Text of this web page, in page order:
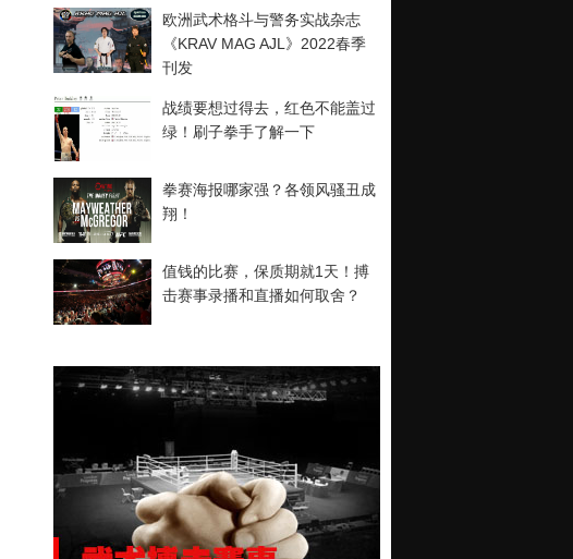
欧洲武术格斗与警务实战杂志
《KRAV MAG AJL》2022春季
刊发
战绩要想过得去，红色不能盖过
绿！刷子拳手了解一下
拳赛海报哪家强？各领风骚丑成
翔！
值钱的比赛，保质期就1天！搏
击赛事录播和直播如何取舍？